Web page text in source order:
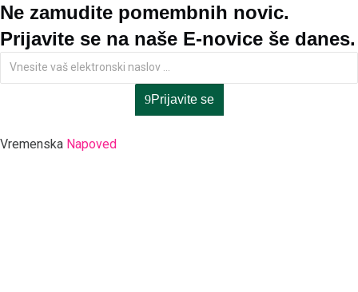
Ne zamudite pomembnih novic.
Prijavite se na naše E-novice še danes.
Prijavite se
Vremenska Napoved